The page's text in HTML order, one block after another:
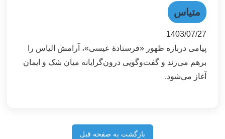
متیاس
1403/07/27
پیامی درباره ظهور «فرستادۀ عیسی»، آرامش الیاس را
برهم می‌زند و گفت‌وگویی درون‌گرایانه میان شک و ایمان
آغاز می‌شود.
بازگشت به صفحه قبل